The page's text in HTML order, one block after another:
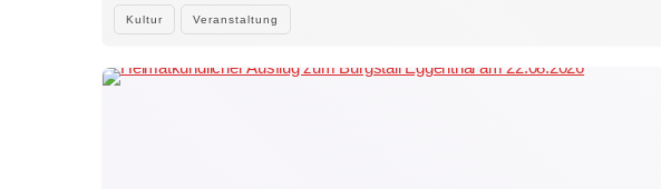
Kultur Veranstaltung